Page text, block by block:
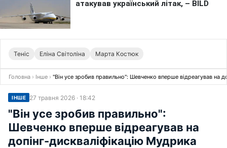
Теніс Еліна Світоліна Марта Костюк
Головна › Інше › "Він усе зробив правильно": Шевченко вперше відреагував на
ІНШЕ 27 травня 2026 · 18:42
"Він усе зробив правильно":
Шевченко вперше відреагував на
допінг-дискваліфікацію Мудрика